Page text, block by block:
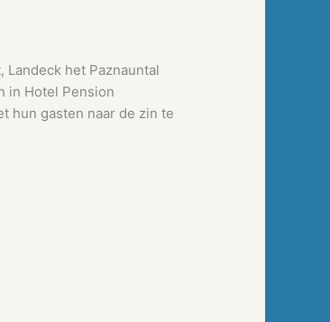
het Paznauntal
in Hotel Pension
hun gasten naar de zin te